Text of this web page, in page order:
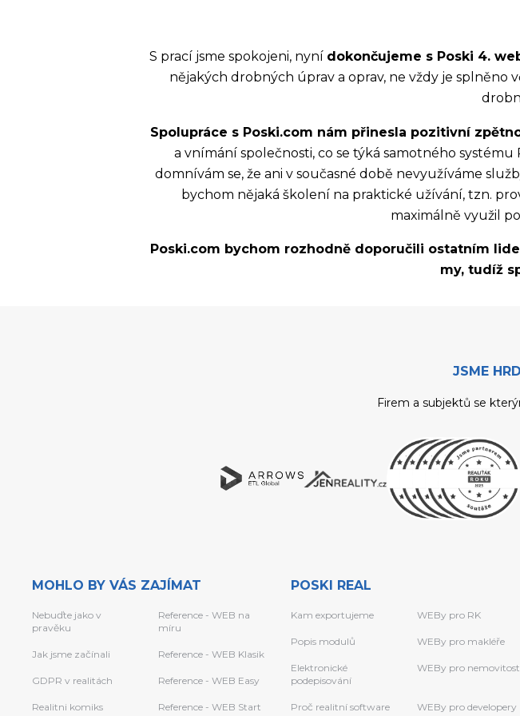
S prací jsme spokojeni, nyní dokončujeme s Poski 4.
nějakých drobných úprav a oprav, ne vždy je splněno
Spolupráce s Poski.com nám přinesla pozitivní
a vnímání společnosti, co se týká samotného
domnívám se, že ani v současné době nevyužíváme
bychom nějaká školení na praktické užívání, tzn.
maximálně využil
Poski.com bychom rozhodně doporučili ostatním
my, tudíž
JSME
Firem a subjektů se
MOHLO BY VÁS ZAJÍMAT
Nebuďte jako v
pravěku
Reference - WEB na
míru
Jak jsme začínali Reference - WEB Klasik
GDPR v realitách Reference - WEB Easy
Realitni komiks Reference - WEB Start
POSKI REAL
Kam exportujeme WEBy pro RK
Popis modulů WEBy pro makléře
Elektronické
podepisování
WEBy pro
Proč realitní software WEBy pro developery